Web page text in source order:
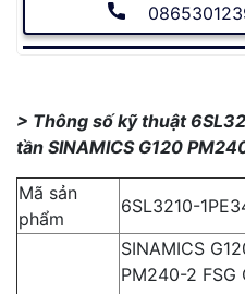
> Thông số kỹ thuật
tần SINAMICS G120
Mã sản
phẩm
6SL3210-
SINAMICS
PM240-2 FSG